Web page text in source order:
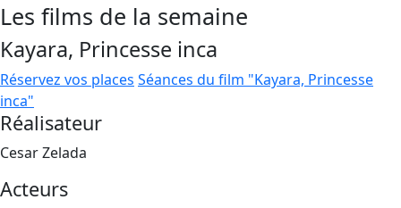
Les films de la semaine
Kayara, Princesse inca
Réservez vos places Séances du film "Kayara, Princesse
inca"
Réalisateur
Cesar Zelada
Acteurs